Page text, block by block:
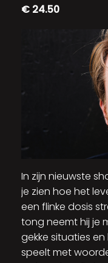
€ 24.50
In zijn nieuwste
je zien hoe het
een flinke dosis
tong neemt hij je
gekke situaties
speelt met